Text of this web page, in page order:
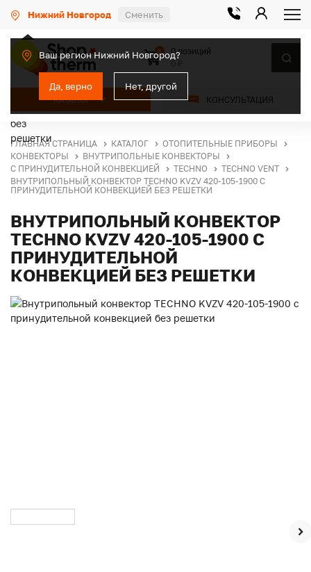
Нижний Новгород Сменить
Ваш регион Нижний Новгород?
Да, верно Нет, другой
КАТАЛОГ КОНСУЛЬТАЦИЯ
0
0 позиций
ГЛАВНАЯ СТРАНИЦА КАТАЛОГ
ОТОПИТЕЛЬНЫЕ ПРИБОРЫ
КОНВЕКТОРЫ
ВНУТРИПОЛЬНЫЕ КОНВЕКТОРЫ
С ПРИНУДИТЕЛЬНОЙ КОНВЕКЦИЕЙ
TECHNO
TECHNO VENT
ВНУТРИПОЛЬНЫЙ КОНВЕКТОР TECHNO KVZV 420-105-1900 С
ПРИНУДИТЕЛЬНОЙ КОНВЕКЦИЕЙ БЕЗ РЕШЕТКИ
ВНУТРИПОЛЬНЫЙ КОНВЕКТОР
TECHNO KVZV 420-105-1900 С
ПРИНУДИТЕЛЬНОЙ
КОНВЕКЦИЕЙ БЕЗ РЕШЕТКИ